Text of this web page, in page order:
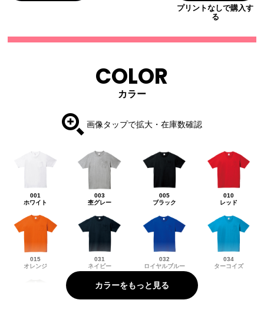
プリントなしで購入す
る
COLOR
カラー
画像タップで拡大・在庫数確認
001
ホワイト
003
杢グレー
005
ブラック
010
レッド
015
オレンジ
031
ネイビー
032
ロイヤルブルー
034
ターコイズ